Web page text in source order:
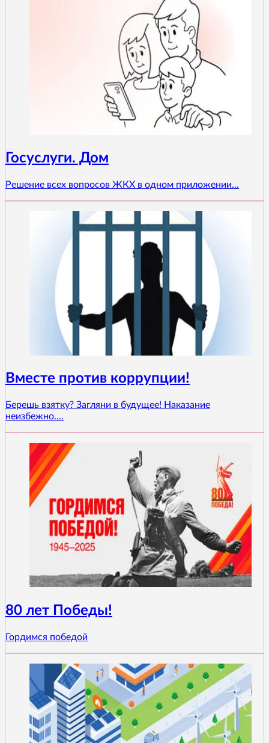
Госуслуги. Дом
Решение всех вопросов ЖКХ в одном приложении...
Вместе против коррупции!
Берешь взятку? Загляни в будущее! Наказание
неизбежно....
80 лет Победы!
Гордимся победой